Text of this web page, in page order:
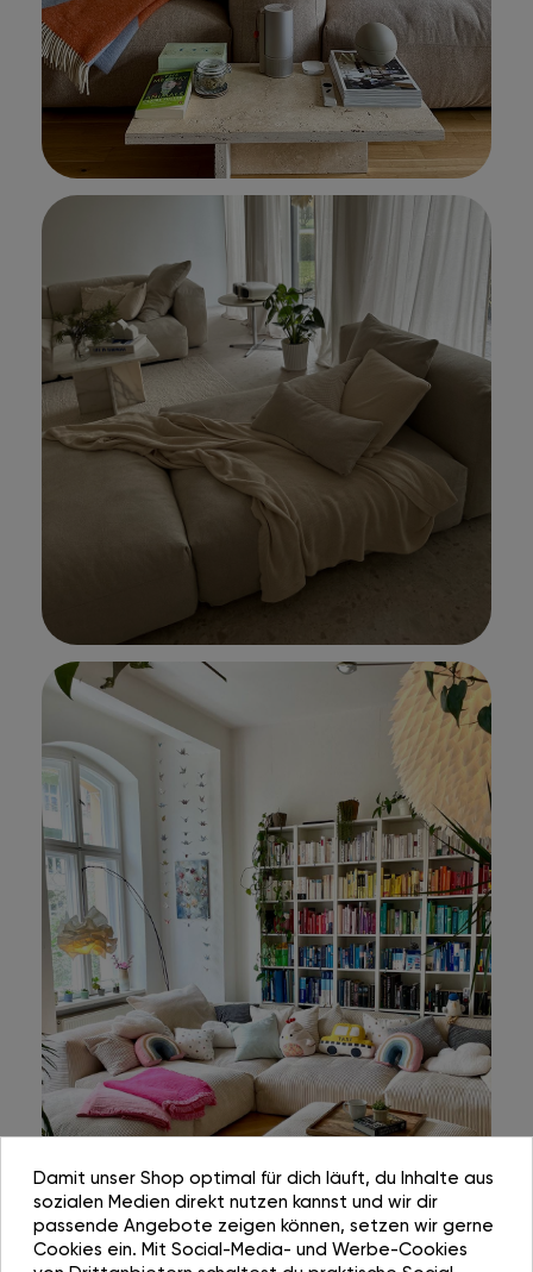
Damit unser Shop optimal für dich läuft, du Inhalte aus
sozialen Medien direkt nutzen kannst und wir dir
passende Angebote zeigen können, setzen wir gerne
Cookies ein. Mit Social-Media- und Werbe-Cookies